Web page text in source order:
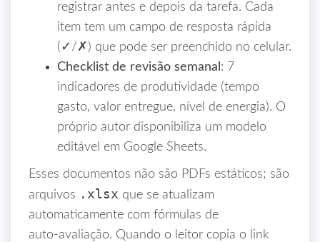
registrar antes e depois da tarefa. Cada
item tem um campo de resposta rápida
(✓/✗) que pode ser preenchido no celular.
Checklist de revisão semanal : 7
indicadores de produtividade (tempo
gasto, valor entregue, nível de energia). O
próprio autor disponibiliza um modelo
editável em Google Sheets.
Esses documentos não são PDFs estáticos; são
arquivos .xlsx que se atualizam
automaticamente com fórmulas de
auto‑avaliação. Quando o leitor copia o link